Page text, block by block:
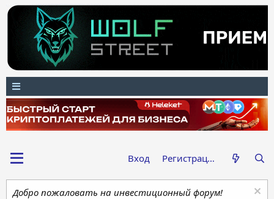
Вход Регистрация
Добро пожаловать на инвестиционный форум!